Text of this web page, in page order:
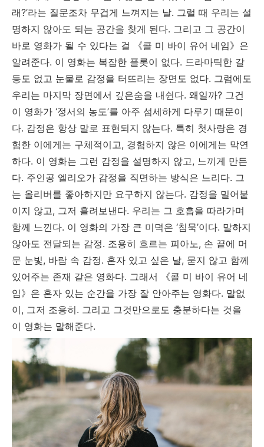
래?’라는 질문조차 무겁게 느껴지는 날. 그럴 때 우리는 설
명하지 않아도 되는 공간을 찾게 된다. 그리고 그 공간이
바로 영화가 될 수 있다는 걸 《콜 미 바이 유어 네임》은
알려준다. 이 영화는 복잡한 플롯이 없다. 드라마틱한 갈
등도 없고 눈물로 감정을 터뜨리는 장면도 없다. 그럼에도
우리는 마지막 장면에서 깊은숨을 내쉰다. 왜일까? 그건
이 영화가 ‘정서의 농도’를 아주 섬세하게 다루기 때문이
다. 감정은 항상 말로 표현되지 않는다. 특히 첫사랑은 경
험한 이에게는 구체적이고, 경험하지 않은 이에게는 막연
하다. 이 영화는 그런 감정을 설명하지 않고, 느끼게 만든
다. 주인공 엘리오가 감정을 직면하는 방식은 느리다. 그
는 올리버를 좋아하지만 요구하지 않는다. 감정을 밀어붙
이지 않고, 그저 흘려보낸다. 우리는 그 호흡을 따라가며
함께 느낀다. 이 영화의 가장 큰 미덕은 ‘침묵’이다. 말하지
않아도 전달되는 감정. 조용히 흐르는 피아노, 손 끝에 머
문 눈빛, 바람 속 감정. 혼자 있고 싶은 날, 묻지 않고 함께
있어주는 존재 같은 영화다. 그래서 《콜 미 바이 유어 네
임》은 혼자 있는 순간을 가장 잘 안아주는 영화다. 말없
이, 그저 조용히. 그리고 그것만으로도 충분하다는 것을
이 영화는 말해준다.